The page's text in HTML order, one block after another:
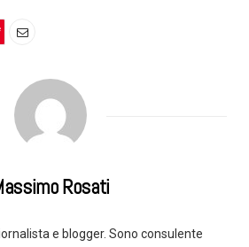
Rosati
e blogger. Sono consulente